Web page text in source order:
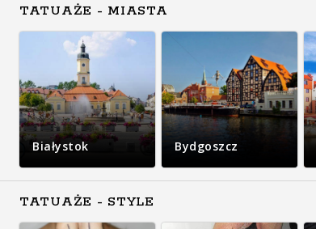
TATUAŻE - MIASTA
Białystok Bydgoszcz
TATUAŻE - STYLE